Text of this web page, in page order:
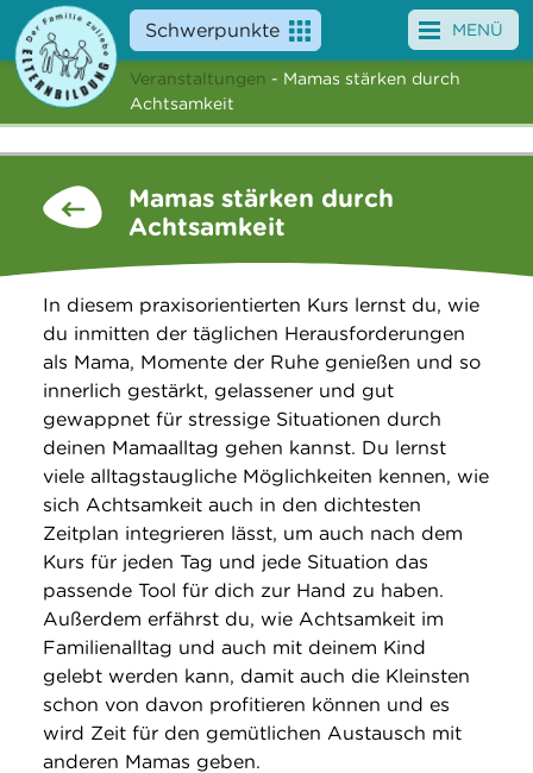
Schwerpunkte
Angebote
News
Über uns
Suche
MENÜ
Veranstaltungen - Mamas stärken durch
Achtsamkeit
Mamas stärken durch
Achtsamkeit
In diesem praxisorientierten Kurs lernst du, wie
du inmitten der täglichen Herausforderungen
als Mama, Momente der Ruhe genießen und so
innerlich gestärkt, gelassener und gut
gewappnet für stressige Situationen durch
deinen Mamaalltag gehen kannst. Du lernst
viele alltagstaugliche Möglichkeiten kennen, wie
sich Achtsamkeit auch in den dichtesten
Zeitplan integrieren lässt, um auch nach dem
Kurs für jeden Tag und jede Situation das
passende Tool für dich zur Hand zu haben.
Außerdem erfährst du, wie Achtsamkeit im
Familienalltag und auch mit deinem Kind
gelebt werden kann, damit auch die Kleinsten
schon von davon profitieren können und es
wird Zeit für den gemütlichen Austausch mit
anderen Mamas geben.